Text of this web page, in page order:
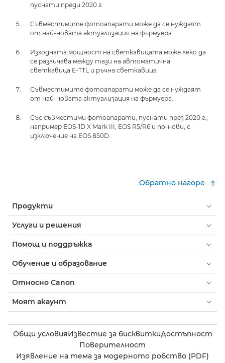
пуснати преди 2020 г.
Съвместимите фотоапарати може да се нуждаят
от най-новата актуализация на фърмуера.
Изходната мощност на светкавицата може леко да
се различава между тази на автоматична
светкавица E-TTL и ръчна светкавица
Съвместимите фотоапарати може да се нуждаят
от най-новата актуализация на фърмуера.
Със съвместими фотоапарати, пуснати през 2020 г.,
например EOS-1D X Mark III, EOS R5/R6 и по-нови, с
изключение на EOS 850D.
Обратно нагоре
Продукти
Услуги и решения
Помощ и поддръжка
Обучение и образование
Относно Canon
Моят акаунт
Общи условияИзвестие за бисквиткиДостъпност
Поверителност
Изявление на тема за модерното робство (PDF)